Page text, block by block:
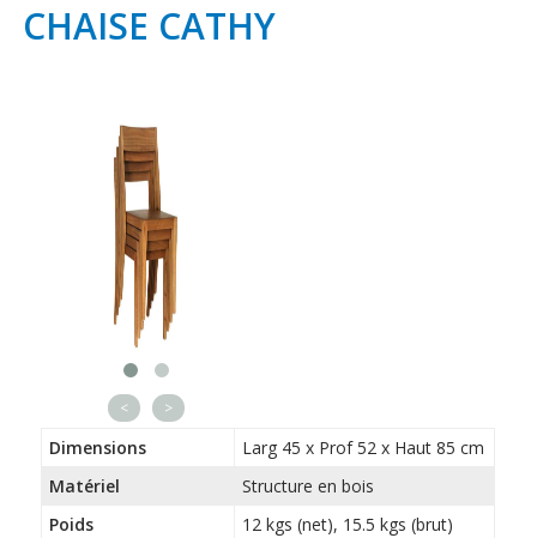
CHAISE CATHY
< >
Dimensions
Larg 45 x Prof 52 x Haut 85 cm
Matériel
Structure en bois
Poids
12 kgs (net), 15.5 kgs (brut)